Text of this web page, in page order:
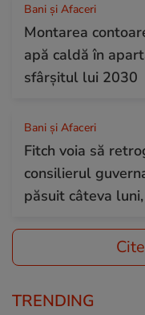
Bani și Afaceri
Montarea
apă caldă în
sfârșitul lui 2030
Bani și Afaceri
Fitch voia să
consilierul
păsuit câteva
TRENDING